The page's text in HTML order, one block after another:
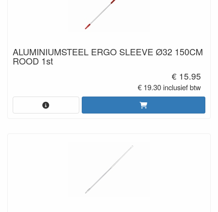
ALUMINIUMSTEEL ERGO SLEEVE Ø32 150CM
ROOD 1st
€ 15.95
€ 19.30 inclusief btw